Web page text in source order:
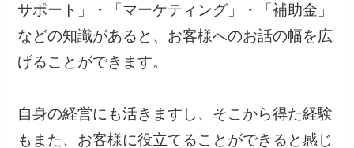
サポート」・「マーケティング」・「補助金」
などの知識があると、お客様へのお話の幅を広
げることができます。
自身の経営にも活きますし、そこから得た経験
もまた、お客様に役立てることができると感じ